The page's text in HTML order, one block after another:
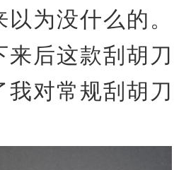
为没什么的。
来后这款刮胡刀
我对常规刮胡刀